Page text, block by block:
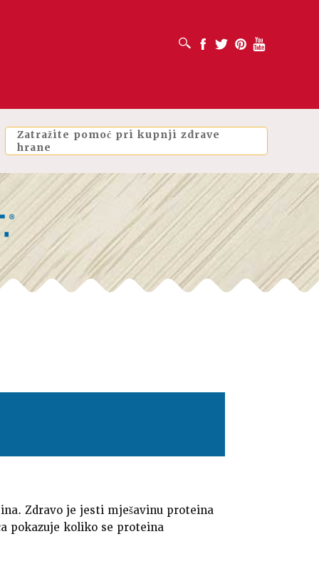
OTVORI OKVIR ZA PRETRAŽIVANJE
Facebook
Twitter PinterestYoutube
Zatražite pomoć pri kupnji zdrave
hrane
Zdravo je jesti mješavinu proteina
pokazuje koliko se proteina